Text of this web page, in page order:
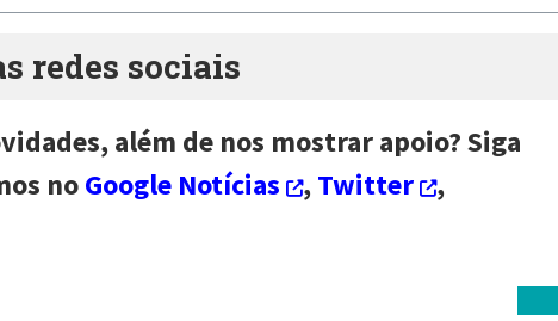
redes sociais
além de nos mostrar apoio? Siga
noGoogle Notícias ,Twitter
,